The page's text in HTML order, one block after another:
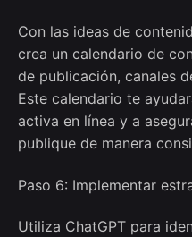
Con las ideas de
crea un calendario de
de publicación, canales
Este calendario te
activa en línea y a
publique de manera
Paso 6: Implementar
Utiliza ChatGPT para